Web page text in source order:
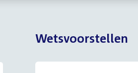
Wetsvoorstellen